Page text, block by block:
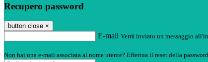
Recupero password
button close ×
E-mail Verrà inviato un messaggio
Non hai una e-mail associata al nome utente? Effettua il reset della